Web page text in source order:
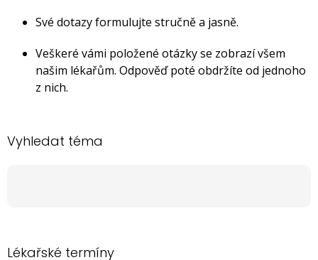
Své dotazy formulujte stručně a jasně.
Veškeré vámi položené otázky se zobrazí všem
našim lékařům. Odpověď poté obdržíte od jednoho
z nich.
Vyhledat téma
Lékařské termíny